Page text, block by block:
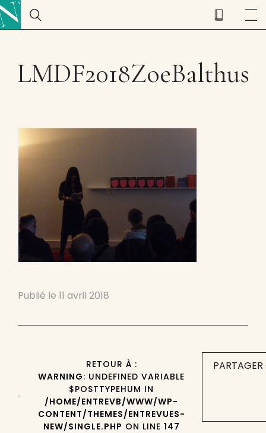
LMDF2018ZoeBalthus
Publié le 11 avril 2018
RETOUR À :
WARNING: UNDEFINED VARIABLE
$POSTTYPEHUM IN
/HOME/ENTREVB/WWW/WP-
CONTENT/THEMES/ENTREVUES-
NEW/SINGLE.PHP ON LINE 147